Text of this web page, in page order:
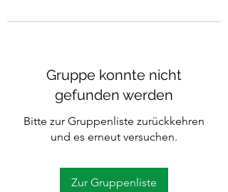
Gruppe konnte nicht
gefunden werden
Bitte zur Gruppenliste zurückkehren
und es erneut versuchen.
Zur Gruppenliste